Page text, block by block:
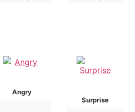
Angry
Surprise